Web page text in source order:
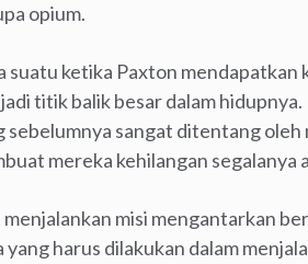
opium.
suatu ketika Paxton
titik balik besar dalam
sebelumnya sangat ditentang
mereka kehilangan segalanya
menjalankan misi mengantarkan
yang harus dilakukan dalam